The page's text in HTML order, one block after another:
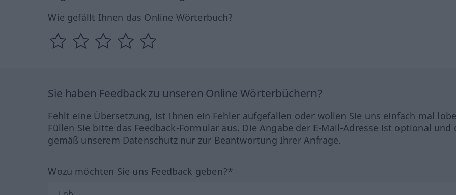
Wie gefällt Ihnen das Online Wörterbuch?
Sie haben Feedback zu unseren Online Wörterbüchern?
Fehlt eine Übersetzung, ist Ihnen ein Fehler aufgefallen oder wollen Sie uns einfach mal
Füllen Sie bitte das Feedback-Formular aus. Die Angabe der E-Mail-Adresse ist optional und
gemäß unserem Datenschutz nur zur Beantwortung Ihrer Anfrage.
Wozu möchten Sie uns Feedback geben?*